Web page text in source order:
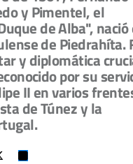
y Pimentel, el
de Alba", nació
de Piedrahíta.
y diplomática
por su
II en varios
de Túnez y la